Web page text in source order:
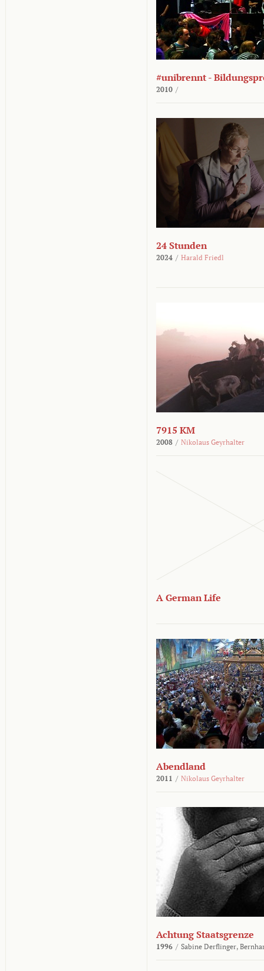
#unibrennt -
2010 /
24 Stunden
2024 / Harald Friedl
7915 KM
2008 / Nikolaus Geyrhalter
A German Life
Abendland
2011 / Nikolaus Geyrhalter
Achtung Staatsgrenze
1996 / Sabine Derflinger,